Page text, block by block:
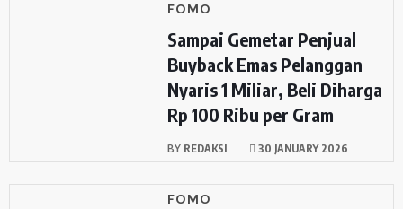
FOMO
Sampai Gemetar Penjual
Buyback Emas Pelanggan
Nyaris 1 Miliar, Beli Diharga
Rp 100 Ribu per Gram
BY REDAKSI 30 JANUARY 2026
FOMO